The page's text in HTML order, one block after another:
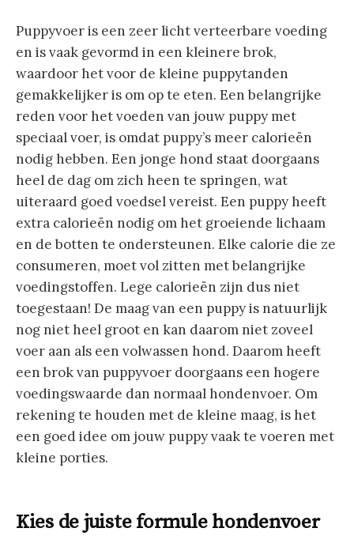
Puppyvoer is een zeer licht verteerbare voeding
en is vaak gevormd in een kleinere brok,
waardoor het voor de kleine puppytanden
gemakkelijker is om op te eten. Een belangrijke
reden voor het voeden van jouw puppy met
speciaal voer, is omdat puppy’s meer calorieën
nodig hebben. Een jonge hond staat doorgaans
heel de dag om zich heen te springen, wat
uiteraard goed voedsel vereist. Een puppy heeft
extra calorieën nodig om het groeiende lichaam
en de botten te ondersteunen. Elke calorie die ze
consumeren, moet vol zitten met belangrijke
voedingstoffen. Lege calorieën zijn dus niet
toegestaan! De maag van een puppy is natuurlijk
nog niet heel groot en kan daarom niet zoveel
voer aan als een volwassen hond. Daarom heeft
een brok van puppyvoer doorgaans een hogere
voedingswaarde dan normaal hondenvoer. Om
rekening te houden met de kleine maag, is het
een goed idee om jouw puppy vaak te voeren met
kleine porties.
Kies de juiste formule hondenvoer